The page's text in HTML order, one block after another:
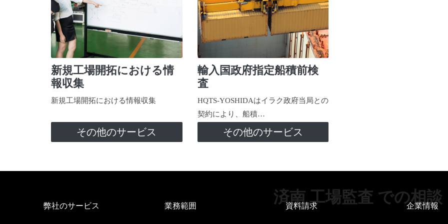
新規工場開拓における情
報収集
新規工場開拓における情報収集
その他のサービス
輸入国政府指定船積前検
査
HQTS-YOSHIDAはイラク政府当局との
契約により、船積…
その他のサービス
済南 工場監査 での相談
弊社のサービス 業務範囲 資料請求 企業情報